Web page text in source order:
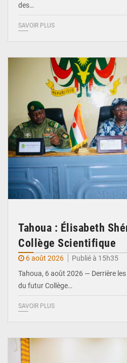
des…
SAVOIR PLUS
Tahoua : Élisabeth
Collège Scientifique
6 août 2026
Publié à 15h35
Tahoua, 6 août 2026 — Derrière
du futur Collège…
SAVOIR PLUS